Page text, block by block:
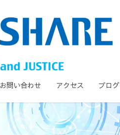
お問い合わせ アクセス ブログ